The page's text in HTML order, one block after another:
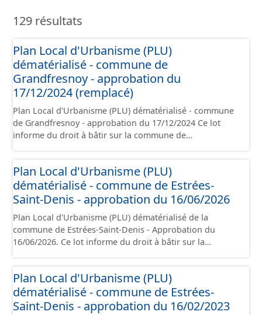
129 résultats
Plan Local d'Urbanisme (PLU)
dématérialisé - commune de
Grandfresnoy - approbation du
17/12/2024 (remplacé)
Plan Local d'Urbanisme (PLU) dématérialisé - commune
de Grandfresnoy - approbation du 17/12/2024 Ce lot
informe du droit à bâtir sur la commune de
contient les pièces administratives, le rapport de
présentation, le PADD, le règlement (à l'exception des
plans de zonages), les annexes, les orientations
d'aménagement et les données géographiques. Malgré
l'attention portée à la création de ces données, il est
rappelé que seuls les documents papier font foi et sont
opposables d'un point de vue juridique.
Plan Local d'Urbanisme (PLU)
dématérialisé - commune de Estrées-
Saint-Denis - approbation du 16/06/2026
Plan Local d'Urbanisme (PLU) dématérialisé de la
commune de Estrées-Saint-Denis - Approbation du
16/06/2026. Ce lot informe du droit à bâtir sur la
nationales du CNIG et contient les pièces
administratives, le rapport de présentation, le PADD, le
règlement, les annexes, les orientations d'aménagement
Plan Local d'Urbanisme (PLU)
dématérialisé - commune de Estrées-
Saint-Denis - approbation du 16/02/2023